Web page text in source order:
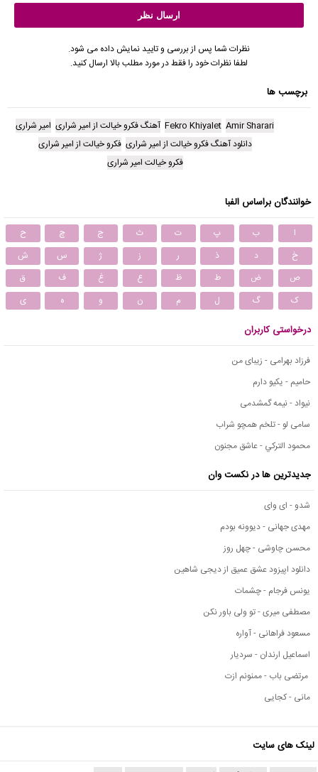
نظرات شما پس از بررسی و تایید نمایش داده می شود.
لطفا نظرات خود را فقط در مورد مطلب بالا ارسال کنید.
برچسب ها
Amir Sharari
Fekro Khiyalet آهنگ فکرو خیالت از امیر شراری امیر شراری
دانلود آهنگ فکرو خیالت از امیر شراری فکرو خیالت از امیر شراری
فکرو خیالت امیر شراری
خوانندگان براساس الفبا
ا ب پ ت ث ج چ
ح
خ
د ذ ر ز ژ س
ش
ص
ض ط ظ ع غ ف
ق
ک
گ ل م ن و ه ی
درخواستی کاربران
فرزاد بهرامی - زیبای من
حامیم - یکیو دارم
نیواد - نیمه گمشدمی
سامی لو - تلخم همچو شراب
محمود التركي - عاشق مجنون
جدیدترین ها در نکست وان
شدو - ای وای
مهدی جهانی - دیوونه بودم
محسن چاوشی - چهل روز
دانلود اپیزود عشق عمیق از دیجی شاهین
یونس فرجام - چشمات
مصطفی میری - تو ولی باور نکن
مسعود فراهانی - آواره
اسماعیل ارندان - سردیار
مرتضی باب - ممنونم ازت
مانی - کجایی
لینک های سایت